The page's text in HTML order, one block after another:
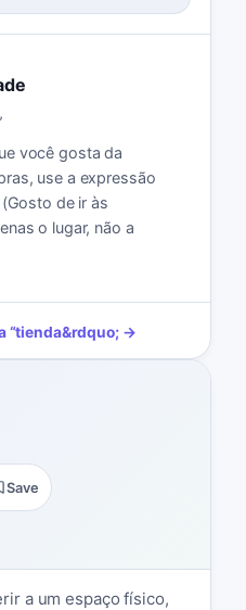
você gosta da
use a expressão
de ir às
o lugar, não a
“tienda&rdquo; →
Save
a um espaço físico,